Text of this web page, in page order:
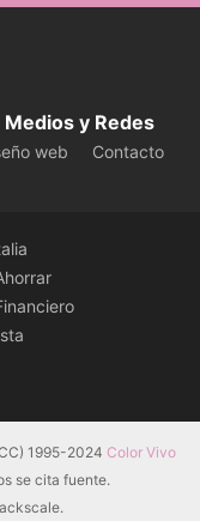
Medios y Redes
web
Contacto
1995-2024 Color Vivo
se cita fuente.